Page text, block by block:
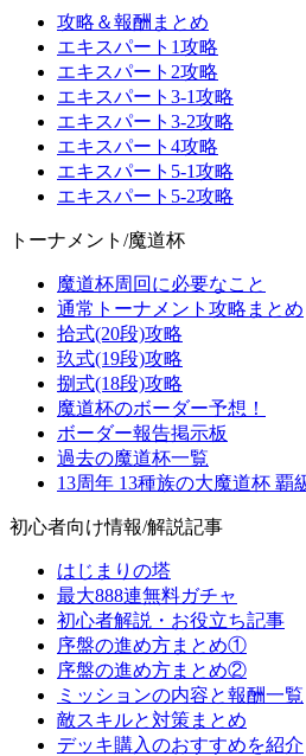
攻略＆報酬まとめ
エキスパート1攻略
エキスパート2攻略
エキスパート3-1攻略
エキスパート3-2攻略
エキスパート4攻略
エキスパート5-1攻略
エキスパート5-2攻略
トーナメント/魔道杯
魔道杯周回に必要なこと
通常トーナメント攻略まとめ
拾式(20段)攻略
玖式(19段)攻略
捌式(18段)攻略
魔道杯のボーダー予想！
ボーダー報告掲示板
過去の魔道杯一覧
13周年 13種族の大魔道杯 覇
初心者向け情報/解説記事
はじまりの塔
最大888連無料ガチャ
初心者解説・お役立ち記事
序盤の進め方まとめ①
序盤の進め方まとめ②
ミッションの内容と報酬一覧
敵スキルと対策まとめ
デッキ購入のおすすめを紹介